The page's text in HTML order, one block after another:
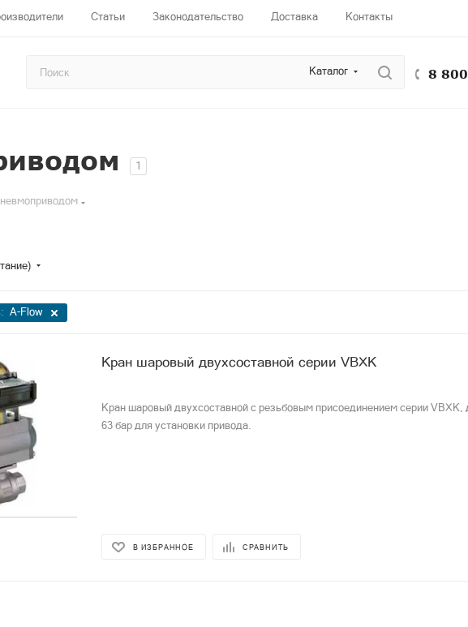
Статьи Законодательство Доставка Контакты
Каталог 8
1
A-Flow
Кран шаровый двухсоставной серии VBXK
Кран шаровый двухсоставной c резьбовым присоединением серии VBXK,
63 бар для установки привода.
В ИЗБРАННОЕ СРАВНИТЬ